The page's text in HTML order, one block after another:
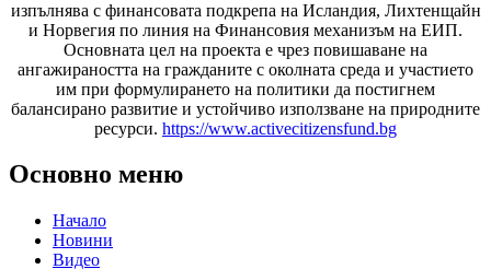
изпълнява с финансовата подкрепа на Исландия, Лихтенщайн
и Норвегия по линия на Финансовия механизъм на ЕИП.
Основната цел на проекта е чрез повишаване на
ангажираността на гражданите с околната среда и участието
им при формулирането на политики да постигнем
балансирано развитие и устойчиво използване на природните
ресурси. https://www.activecitizensfund.bg
Основно меню
Начало
Новини
Видео